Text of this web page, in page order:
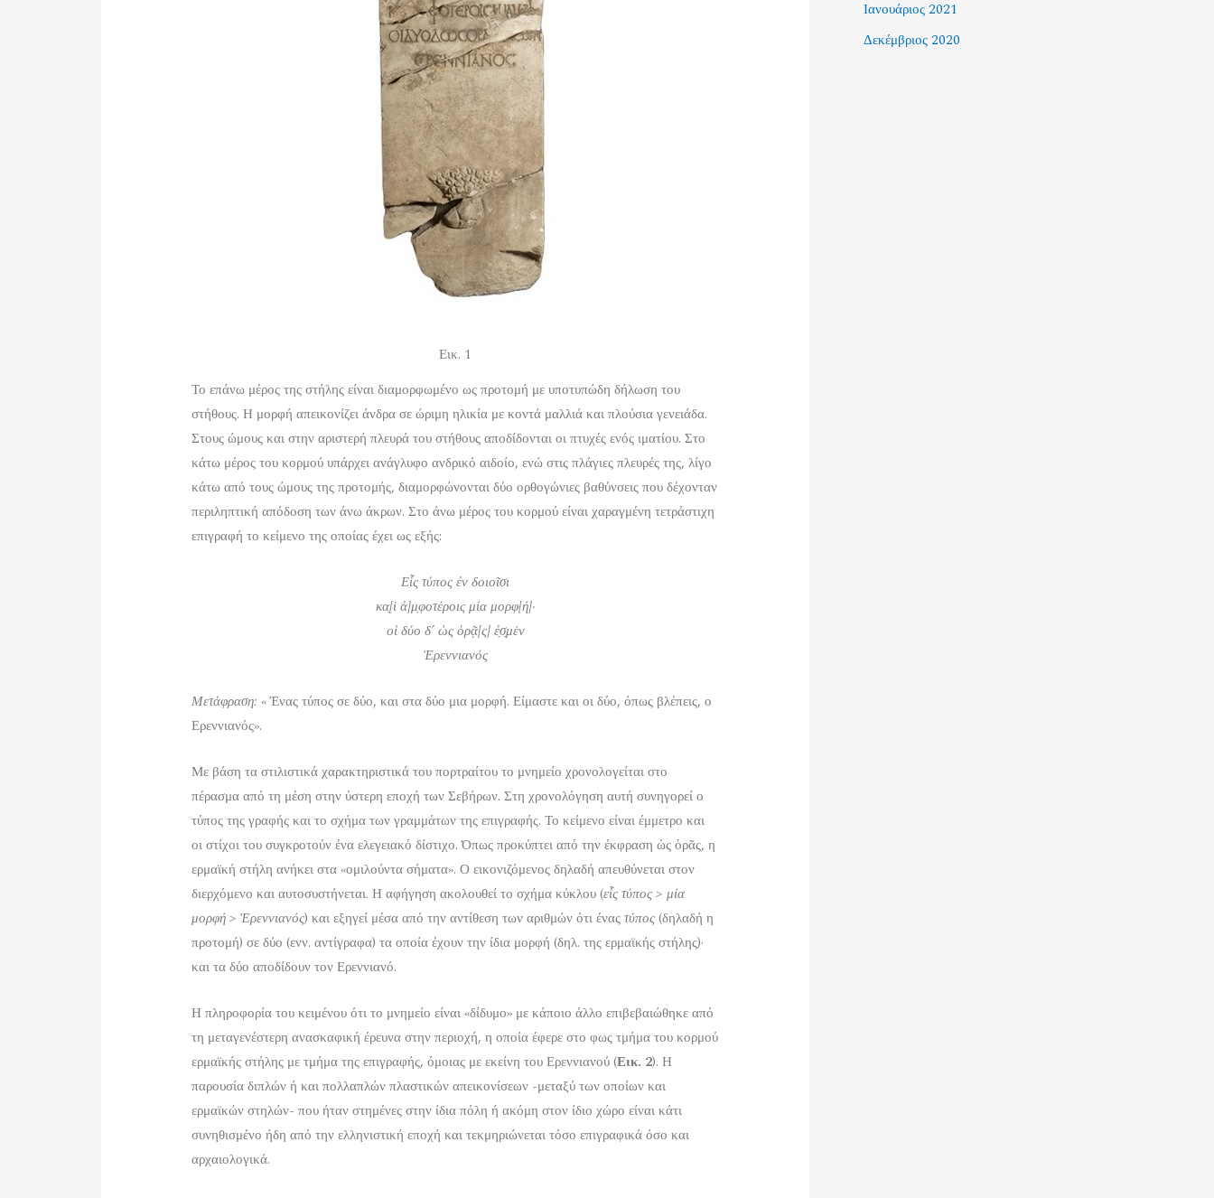
Εικ. 1
Το επάνω μέρος της στήλης είναι διαμορφωμένο ως προτομή με υποτυπώδη δήλωση του
στήθους. Η μορφή απεικονίζει άνδρα σε ώριμη ηλικία με κοντά μαλλιά και πλούσια γενειάδα.
Στους ώμους και στην αριστερή πλευρά του στήθους αποδίδονται οι πτυχές ενός ιματίου. Στο
κάτω μέρος του κορμού υπάρχει ανάγλυφο ανδρικό αιδοίο, ενώ στις πλάγιες πλευρές της, λίγο
κάτω από τους ώμους της προτομής, διαμορφώνονται δύο ορθογώνιες βαθύνσεις που δέχονταν
περιληπτική απόδοση των άνω άκρων. Στο άνω μέρος του κορμού είναι χαραγμένη τετράστιχη
επιγραφή το κείμενο της οποίας έχει ως εξής:
Εἷς τύπος ἐν δοιοῖσι
κα̣[ὶ ἀ]μ̣φοτέροις μία μορφ[ή]·
οἱ δύο δ’ ὡς ὁρᾷ[ς] ἐ̣σ̣μὲν
Ἑρεννιανός
Μετάφραση: « Ένας τύπος σε δύο, και στα δύο μια μορφή. Είμαστε και οι δύο, όπως βλέπεις, ο
Ερεννιανός».
Με βάση τα στιλιστικά χαρακτηριστικά του πορτραίτου το μνημείο χρονολογείται στο
πέρασμα από τη μέση στην ύστερη εποχή των Σεβήρων. Στη χρονολόγηση αυτή συνηγορεί ο
τύπος της γραφής και το σχήμα των γραμμάτων της επιγραφής. Το κείμενο είναι έμμετρο και
οι στίχοι του συγκροτούν ένα ελεγειακό δίστιχο. Όπως προκύπτει από την έκφραση ὡς ὁρᾶς, η
ερμαϊκή στήλη ανήκει στα «ομιλούντα σήματα». Ο εικονιζόμενος δηλαδή απευθύνεται στον
διερχόμενο και αυτοσυστήνεται. Η αφήγηση ακολουθεί το σχήμα κύκλου (εἷς τύπος > μία
μορφή > Ἑρεννιανός) και εξηγεί μέσα από την αντίθεση των αριθμών ότι έναςτύπος(δηλαδή η
προτομή) σε δύο (ενν. αντίγραφα) τα οποία έχουν την ίδια μορφή (δηλ. της ερμαϊκής στήλης)·
και τα δύο αποδίδουν τον Ερεννιανό.
Η πληροφορία του κειμένου ότι το μνημείο είναι «δίδυμο» με κάποιο άλλο επιβεβαιώθηκε από
τη μεταγενέστερη ανασκαφική έρευνα στην περιοχή, η οποία έφερε στο φως τμήμα του κορμού
ερμαϊκής στήλης με τμήμα της επιγραφής, όμοιας με εκείνη του Ερεννιανού (Εικ. 2). Η
παρουσία διπλών ή και πολλαπλών πλαστικών απεικονίσεων -μεταξύ των οποίων και
ερμαϊκών στηλών- που ήταν στημένες στην ίδια πόλη ή ακόμη στον ίδιο χώρο είναι κάτι
συνηθισμένο ήδη από την ελληνιστική εποχή και τεκμηριώνεται τόσο επιγραφικά όσο και
αρχαιολογικά.
Ιανουάριος 2021
Δεκέμβριος 2020